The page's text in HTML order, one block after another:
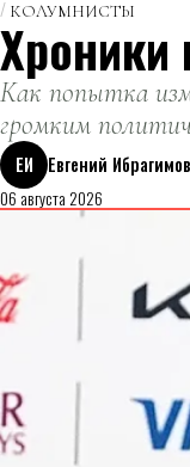
КОЛУМНИСТЫ
Хроники
Как попытка
громким
ЕИ
Евгений Ибрагимов
06 августа 2026